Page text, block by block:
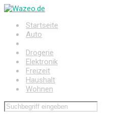
Zum
springenStartseite
Auto
Drogerie
Elektronik
Freizeit
Haushalt
Wohnen